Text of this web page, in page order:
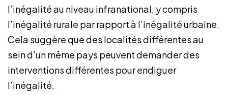
l’inégalité au niveau infranational, y compris
l’inégalité rurale par rapport à l’inégalité urbaine.
Cela suggère que des localités différentes au
sein d’un même pays peuvent demander des
interventions différentes pour endiguer
l’inégalité.